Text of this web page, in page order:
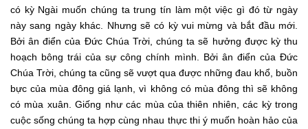
có kỳ Ngài muốn chúng ta trung tín làm một việc gì đó từ ngày
này sang ngày khác. Nhưng sẽ có kỳ vui mừng và bắt đầu mới.
Bởi ân điển của Đức Chúa Trời, chúng ta sẽ hưởng được kỳ thu
hoạch bông trái của sự công chính mình. Bởi ân điển của Đức
Chúa Trời, chúng ta cũng sẽ vượt qua được những đau khổ, buồn
bực của mùa đông giá lạnh, vì không có mùa đông thì sẽ không
có mùa xuân. Giống như các mùa của thiên nhiên, các kỳ trong
cuộc sống chúng ta hợp cùng nhau thực thi ý muốn hoàn hảo của